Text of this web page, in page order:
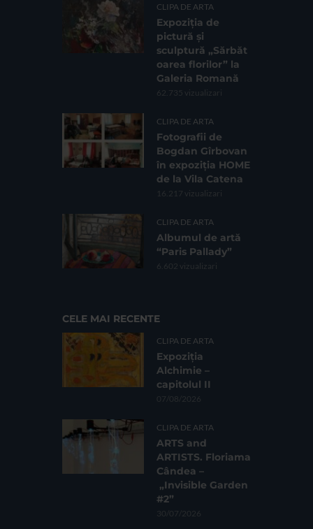
CLIPA DE ARTA
Expoziția de
pictură și
sculptură „Sărbăt
oarea florilor” la
Galeria Romană
62.735 vizualizari
CLIPA DE ARTA
Fotografii de
Bogdan Gîrbovan
în expoziția HOME
de la Vila Catena
16.217 vizualizari
CLIPA DE ARTA
Albumul de artă
“Paris Pallady”
6.602 vizualizari
CELE MAI RECENTE
CLIPA DE ARTA
Expoziția
Alchimie –
capitolul II
07/08/2026
CLIPA DE ARTA
ARTS and
ARTISTS. Floriama
Cândea –
„Invisible Garden
#2”
30/07/2026